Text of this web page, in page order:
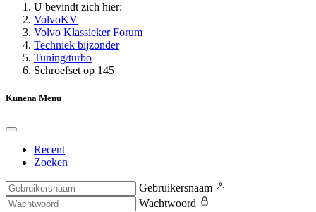
U bevindt zich hier:
VolvoKV
Volvo Klassieker Forum
Techniek bijzonder
Tuning/turbo
Schroefset op 145
Kunena Menu
Recent
Zoeken
Gebruikersnaam
Wachtwoord